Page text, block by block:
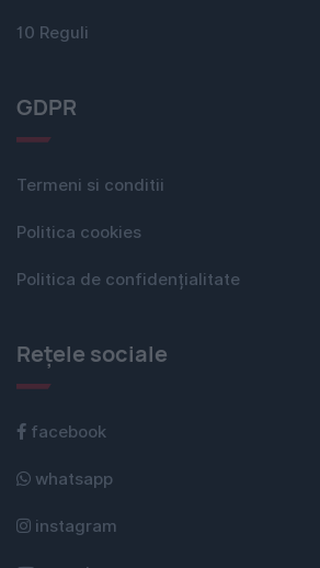
10 Reguli
GDPR
Termeni si conditii
Politica cookies
Politica de confidențialitate
Rețele sociale
facebook
whatsapp
instagram